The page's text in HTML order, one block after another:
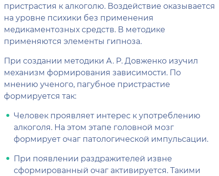
пристрастия к алкоголю. Воздействие оказывается
на уровне психики без применения
медикаментозных средств. В методике
применяются элементы гипноза.
При создании методики А. Р. Довженко изучил
механизм формирования зависимости. По
мнению ученого, пагубное пристрастие
формируется так:
Человек проявляет интерес к употреблению
алкоголя. На этом этапе головной мозг
формирует очаг патологической импульсации.
При появлении раздражителей извне
сформированный очаг активируется. Такими